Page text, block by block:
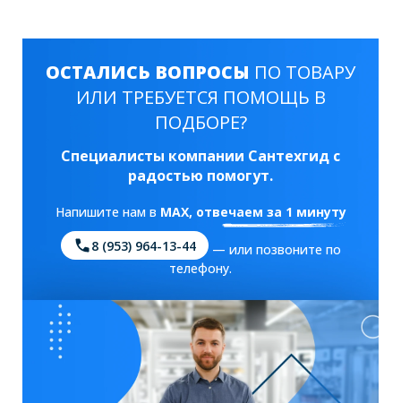
ОСТАЛИСЬ ВОПРОСЫ ПО ТОВАРУ
ИЛИ ТРЕБУЕТСЯ ПОМОЩЬ В
ПОДБОРЕ?
Специалисты компании Сантехгид с
радостью помогут.
Напишите нам в MAX, отвечаем за 1 минуту
8 (953) 964-13-44
— или позвоните по
телефону.